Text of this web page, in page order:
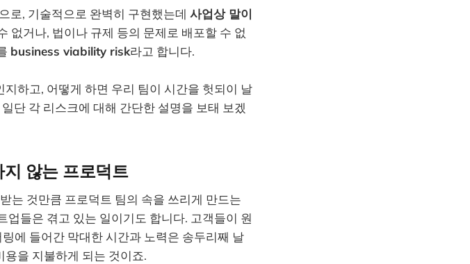
로, 기술적으로 완벽히 구현했는데 사업상 말이
없거나, 법이나 규제 등의 문제로 배포할 수 없
business viability risk라고 합니다.
하고, 어떻게 하면 우리 팀이 시간을 헛되이 날
단 각 리스크에 대해 간단한 설명을 보태 보겠
않는 프로덕트
는 것만큼 프로덕트 팀의 속을 쓰리게 만드는
들은 겪고 있는 일이기도 합니다. 고객들이 원
에 들어간 막대한 시간과 노력은 송두리째 날
을 지불하게 되는 것이죠.